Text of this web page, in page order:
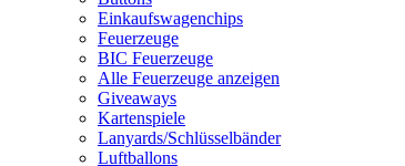
Einkaufswagenchips
Feuerzeuge
BIC Feuerzeuge
Alle Feuerzeuge anzeigen
Giveaways
Kartenspiele
Lanyards/Schlüsselbänder
Luftballons